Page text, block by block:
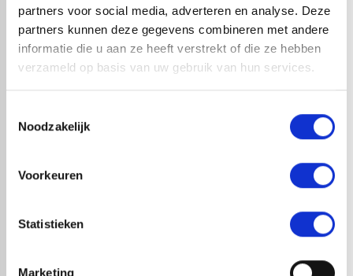
partners voor social media, adverteren en analyse. Deze
partners kunnen deze gegevens combineren met andere
informatie die u aan ze heeft verstrekt of die ze hebben
verzameld op basis van uw gebruik van hun services.
Noodzakelijk
Voorkeuren
Statistieken
Marketing
check_circleA-merk met KOMO® keurmerk
check_circle Leverancier met expertise in EPDM-verwerking
check_circle40+ RedFox® dealers in NL
HANDIG OM ER BIJ TE KOPEN